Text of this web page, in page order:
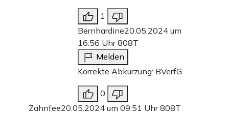
1
Bernhardine20.05.2024 um
16:56 Uhr808T
Melden
Korrekte Abkürzung: BVerfG
0
Zahnfee20.05.2024 um 09:51 Uhr808T